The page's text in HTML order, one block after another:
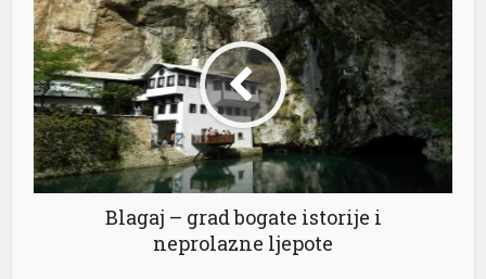
Blagaj – grad bogate istorije i
neprolazne ljepote